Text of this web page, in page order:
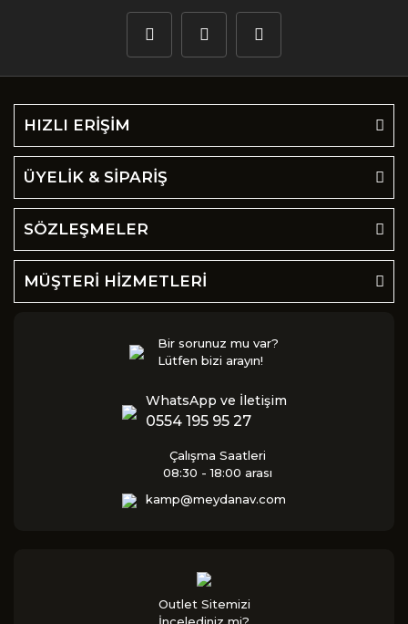
HIZLI ERİŞİM
ÜYELİK & SİPARİŞ
SÖZLEŞMELER
MÜŞTERİ HİZMETLERİ
Bir sorunuz mu var?
Lütfen bizi arayın!
WhatsApp ve İletişim
0554 195 95 27
Çalışma Saatleri
08:30 - 18:00 arası
kamp@meydanav.com
Outlet Sitemizi